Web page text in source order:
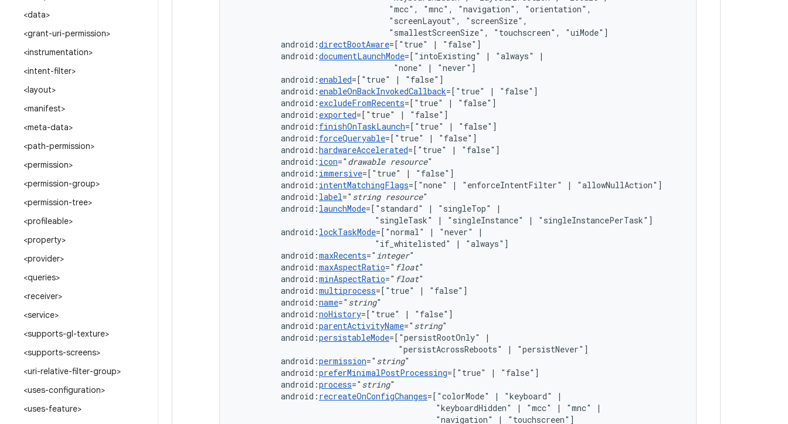
<data>
<grant-uri-permission>
<instrumentation>
<intent-filter>
<layout>
<manifest>
<meta-data>
<path-permission>
<permission>
<permission-group>
<permission-tree>
<profileable>
<property>
<provider>
<queries>
<receiver>
<service>
<supports-gl-texture>
<supports-screens>
<uri-relative-filter-group>
<uses-configuration>
<uses-feature>
"mcc",
"mnc", "navigation",
"screenLayout",
"smallestScreenSize",
"touchscreen",
android:directBootAware=["true" |
android:documentLaunchMode=["intoExisting" | "always"
"none"
|
android: enabled=["true" |
android: enableOnBackInvokedCallback=["true" |
android: excludeFromRecents=["true" |
android: exported=["true" |
android: finishOnTaskLaunch=["true" |
android: forceQueryable=["true" |
android:hardwareAccelerated=["true" |
android: icon=" drawable resource
android: immersive=["true" |
android: intentMatchingFlags=["none" | "enforceIntentFilter" |
android: label=" string resource
android: launchMode=["standard" | "singleTop"
"singleTask"
| "singleInstance" |
android: lockTaskMode=["normal" | "never"
"if_whitelisted"
|
android:maxRecents=" integer
android:maxAspectRatio=" float
android:minAspectRatio=" float
android:multiprocess=["true" |
android:name=" string
android:noHistory=["true" |
"false"]
android:parentActivityName=" string"
android:persistableMode=["persistRootOnly"
|
"persistAcrossReboots"
|
android:permission=" string
android:preferMinimalPostProcessing=["true" |
android:process=" string
android: recreateOnConfigChanges=["colorMode" | "keyboard"
"keyboardHidden"
| "mcc" | "mnc"
"navigation"
|